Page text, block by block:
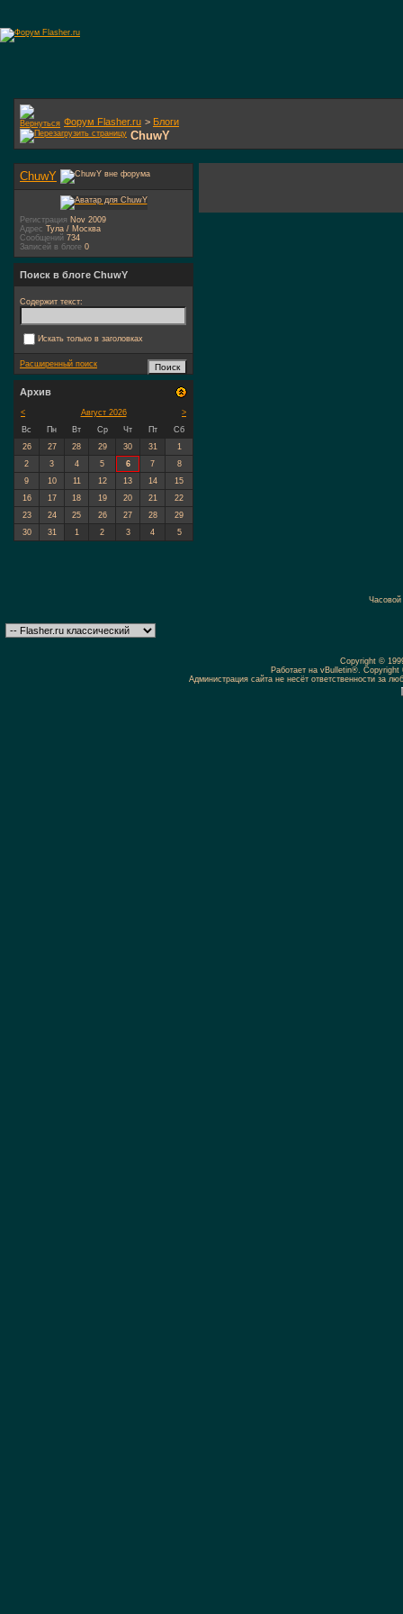
Форум Flasher.ru > Блоги
ChuwY
ChuwY
Регистрация Nov 2009
Адрес Тула / Москва
Сообщений 734
Записей в блоге 0
Поиск в блоге ChuwY
Содержит текст:
Искать только в заголовках
Расширенный поиск
Архив
< >
Август 2026
Вс
Пн Вт Ср Чт Пт
Сб
26
27 28 29 30 31
1
2
3 4 5 6 7
8
9
10 11 12 13 14
15
16
17 18 19 20 21
22
23
24 25 26 27 28
29
30
31 1 2 3 4 5
Copyright ©
Работает на vBulletin®.
Администрация сайта не несёт ответственности за